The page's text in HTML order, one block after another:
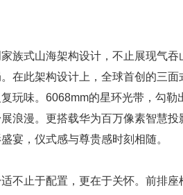
族式山海架构设计，不止展现气
在此架构设计上，全球首创的三
玩味。6068mm的星环光带，勾
浪漫。更搭载华为百万像素智慧
宴，仪式感与尊贵感时刻相随。
不止于配置，更在于关怀。前排